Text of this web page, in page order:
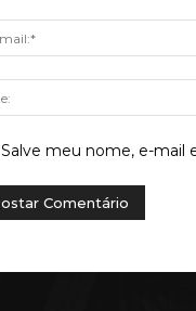
Salve meu nome, e-mail